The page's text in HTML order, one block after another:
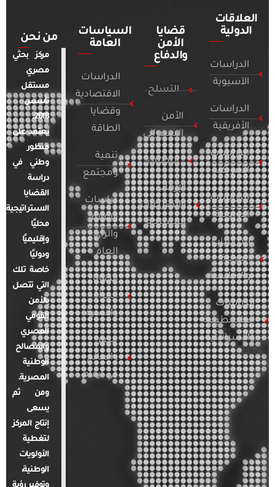
العلاقات
الدولية
الدراسات
الآسيوية
الدراسات
الأفريقية
الدراسات
الأمريكية
الدراسات
الأوروبية
الدراسات
العربية
والإقليمية
الدراسات
الفلسطينية
والإسرائيلية
قضايا
الأمن
والدفاع
التسلح
الأمن
السيبراني
التطرف
الإرهاب
والصراعات
المسلحة
السياسات
العامة
الدراسات
الاقتصادية
وقضايا
الطاقة
تنمية
ومجتمع
دراسات
الإعلام
والرأي
العام
قضايا
المرأة
والأسرة
مصر
والعالم
في أرقام
من نحن
مركز بحثي
مصري
مستقل
تأسس
2018.
يعتمد على
منظور
وطني في
دراسة
القضايا
الاستراتيجية
محليًا
وإقليميًا
ودوليًا
خاصة تلك
التي تتصل
بالأمن
القومي
المصري
والمصالح
الوطنية
المصرية.
ومن ثم
يسعى
إنتاج المركز
لتغطية
الأولويات
الوطنية،